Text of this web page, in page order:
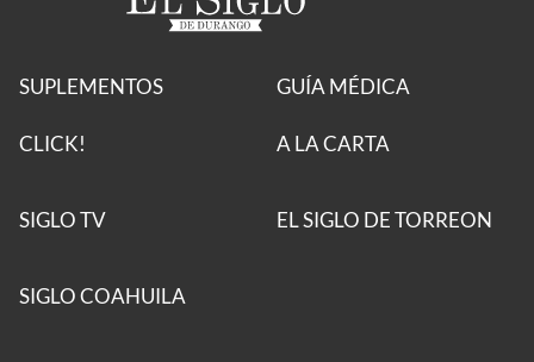
SUPLEMENTOS
CLICK!
GUÍA MÉDICA
A LA CARTA
SIGLO TV EL SIGLO DE TORREON
SIGLO COAHUILA